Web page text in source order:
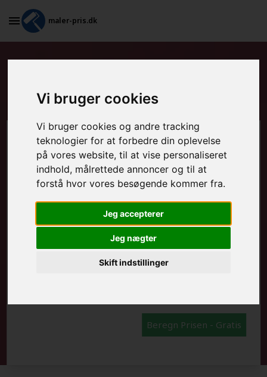
Vi bruger cookies
Vi bruger cookies og andre tracking
teknologier for at forbedre din oplevelse
på vores website, til at vise personaliseret
indhold, målrettede annoncer og til at
forstå hvor vores besøgende kommer fra.
Jeg accepterer
Jeg nægter
Skift indstillinger
maler-pris.dk
møbler i Bindslev
Beregn prisen her
MALEROPGAVER - INDVENDIGT:
MALEROPGAVER - UDVENDIGT:
FRAFLYTNINGSPAKKE:
Beregn Prisen - Gratis